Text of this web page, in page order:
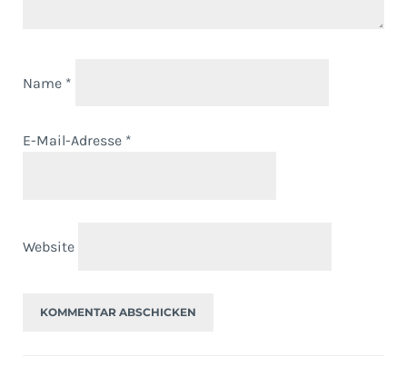
Name *
E-Mail-Adresse *
Website